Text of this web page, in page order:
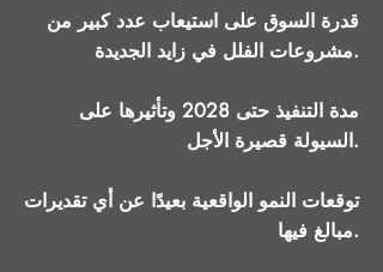
قدرة السوق على استيعاب عدد كبير من
مشروعات الفلل في زايد الجديدة.
مدة التنفيذ حتى 2028 وتأثيرها على
السيولة قصيرة الأجل.
توقعات النمو الواقعية بعيدًا عن أي تقديرات
مبالغ فيها.